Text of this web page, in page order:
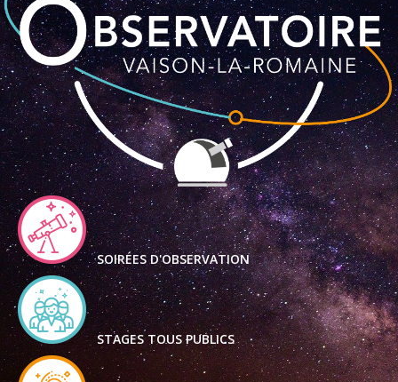
SOIRÉES D'OBSERVATION
STAGES TOUS PUBLICS